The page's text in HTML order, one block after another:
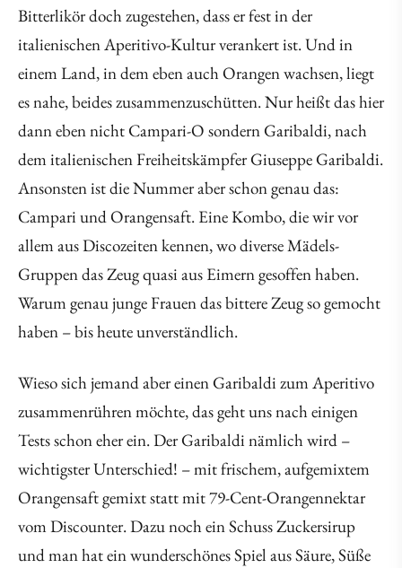
Bitterlikör doch zugestehen, dass er fest in der
italienischen Aperitivo-Kultur verankert ist. Und in
einem Land, in dem eben auch Orangen wachsen, liegt
es nahe, beides zusammenzuschütten. Nur heißt das hier
dann eben nicht Campari-O sondern Garibaldi, nach
dem italienischen Freiheitskämpfer Giuseppe Garibaldi.
Ansonsten ist die Nummer aber schon genau das:
Campari und Orangensaft. Eine Kombo, die wir vor
allem aus Discozeiten kennen, wo diverse Mädels-
Gruppen das Zeug quasi aus Eimern gesoffen haben.
Warum genau junge Frauen das bittere Zeug so gemocht
haben – bis heute unverständlich.
Wieso sich jemand aber einen Garibaldi zum Aperitivo
zusammenrühren möchte, das geht uns nach einigen
Tests schon eher ein. Der Garibaldi nämlich wird –
wichtigster Unterschied! – mit frischem, aufgemixtem
Orangensaft gemixt statt mit 79-Cent-Orangennektar
vom Discounter. Dazu noch ein Schuss Zuckersirup
und man hat ein wunderschönes Spiel aus Säure, Süße